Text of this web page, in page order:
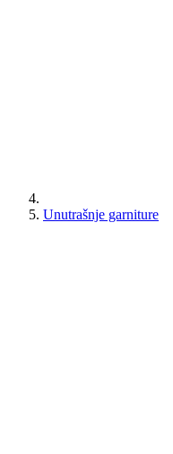
Unutrašnje garniture